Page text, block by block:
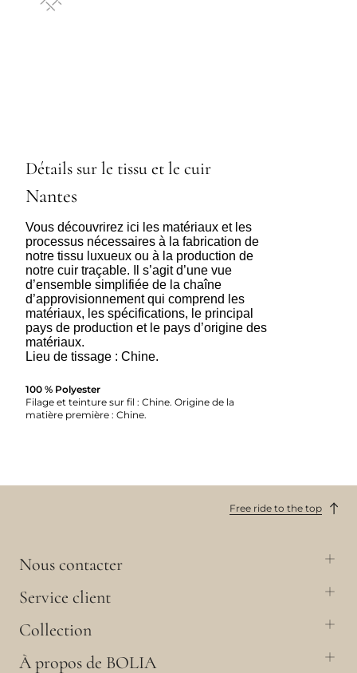
Détails sur le tissu et le cuir
Nantes
Vous découvrirez ici les matériaux et les
processus nécessaires à la fabrication de
notre tissu luxueux ou à la production de
notre cuir traçable. Il s’agit d’une vue
d’ensemble simplifiée de la chaîne
d’approvisionnement qui comprend les
matériaux, les spécifications, le principal
pays de production et le pays d’origine des
matériaux.
Lieu de tissage : Chine.
100 % Polyester
Filage et teinture sur fil : Chine. Origine de la
matière première : Chine.
Free ride to the top
Nous contacter
Service client
Collection
À propos de BOLIA